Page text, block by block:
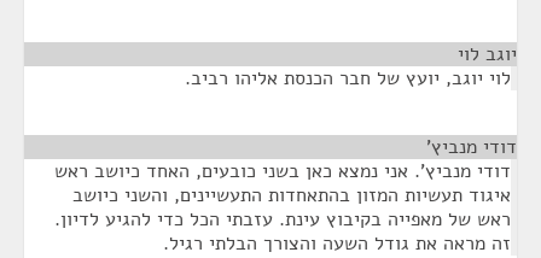
יוגב לוי
לוי יוגב, יועץ של חבר הכנסת אליהו רביב.
דודי מנביץ'
דודי מנביץ'. אני נמצא כאן בשני כובעים, האחד כיושב ראש
איגוד תעשיות המזון בהתאחדות התעשיינים, והשני כיושב
ראש של מאפייה בקיבוץ עינת. עזבתי הכל כדי להגיע לדיון.
זה מראה את גודל השעה והצורך הבלתי רגיל.